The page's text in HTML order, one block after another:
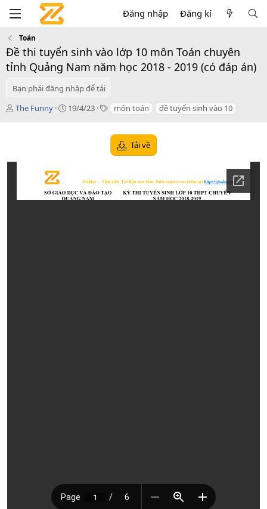
Đăng nhập Đăng kí
Toán
Đề thi tuyển sinh vào lớp 10 môn Toán chuyên
tỉnh Quảng Nam năm học 2018 - 2019 (có đáp án)
Bạn phải đăng nhập để tải
T
ả
The Funny
C
d
19/4/23
T
s
môn toán đề tuyển sinh vào 10
Tải về